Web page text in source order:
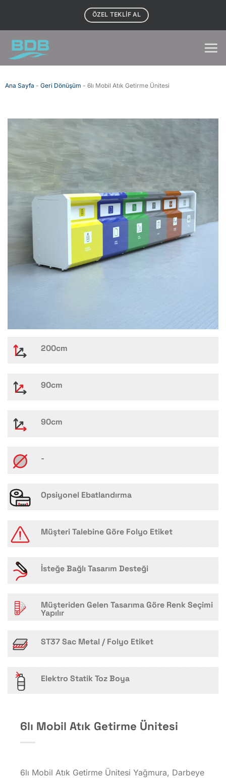
ÖZEL TEKLIF AL
Ana Sayfa - Geri Dönüşüm - 6lı Mobil Atık Getirme Ünitesi
200cm
90cm
90cm
-
Opsiyonel Ebatlandırma
Müşteri Talebine Göre Folyo Etiket
İsteğe Bağlı Tasarım Desteği
Müşteriden Gelen Tasarıma Göre Renk Seçimi
Yapılır
ST37 Sac Metal / Folyo Etiket
Elektro Statik Toz Boya
6lı Mobil Atık Getirme Ünitesi
6lı Mobil Atık Getirme Ünitesi Yağmura, Darbeye